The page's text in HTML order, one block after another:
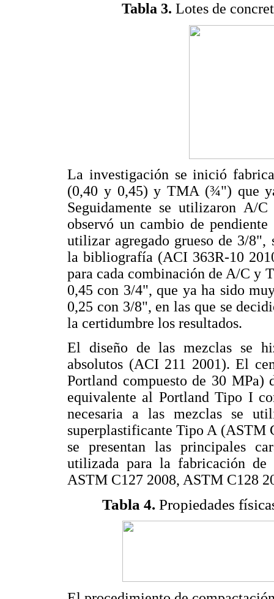
Tabla 3. Lotes de
La investigación se inició
(0,40 y 0,45) y TMA (¾") que
Seguidamente se utilizaron A/
observó un cambio de
utilizar agregado grueso de 3/8",
la bibliografía (ACI 363R-10
para cada combinación de A/C y
0,45 con 3/4", que ya ha sido
0,25 con 3/8", en las que se
la certidumbre los resultados.
El diseño de las mezclas se
absolutos (ACI 211 2001). El
Portland compuesto de 30
equivalente al Portland Tipo I
necesaria a las mezclas se
superplastificante Tipo A (ASTM
se presentan las principales
utilizada para la fabricación
ASTM C127 2008, ASTM C128
Tabla 4. Propiedades